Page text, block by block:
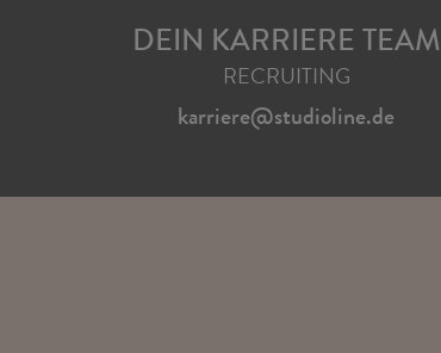
DEIN KARRIERE TEAM
RECRUITING
karriere@studioline.de